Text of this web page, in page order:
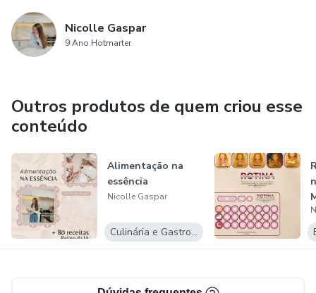
Nicolle Gaspar
9 Ano Hotmarter
Outros produtos de quem criou esse
conteúdo
Alimentação na
essência
Nicolle Gaspar
Culinária e Gastronomia